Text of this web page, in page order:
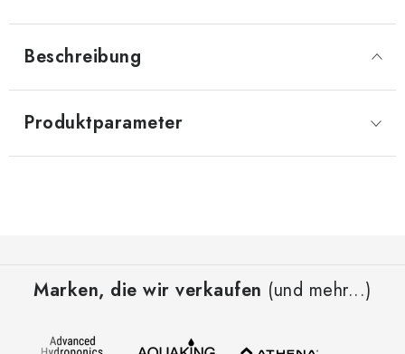
Beschreibung
Produktparameter
Marken, die wir verkaufen (und mehr...)